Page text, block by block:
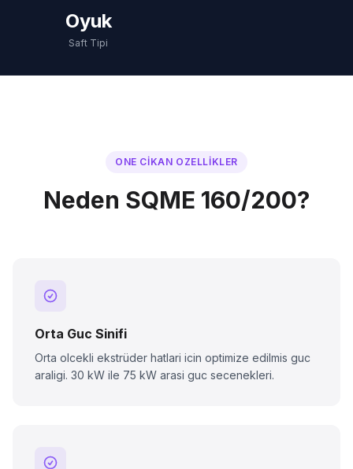
Oyuk
Saft Tipi
ONE CIKAN OZELLIKLER
Neden SQME 160/200?
Orta Guc Sinifi
Orta olcekli ekstrüder hatlari icin optimize edilmis guc
araligi. 30 kW ile 75 kW arasi guc secenekleri.